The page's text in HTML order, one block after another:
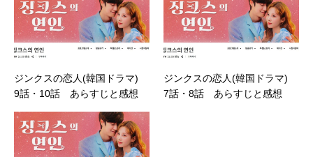
ジンクスの恋人(韓国ドラマ)
9話・10話 あらすじと感想
ジンクスの恋人(韓国ドラマ)
7話・8話 あらすじと感想